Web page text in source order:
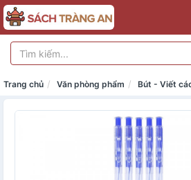
Trang chủ Văn phòng phẩm Bút - Viết